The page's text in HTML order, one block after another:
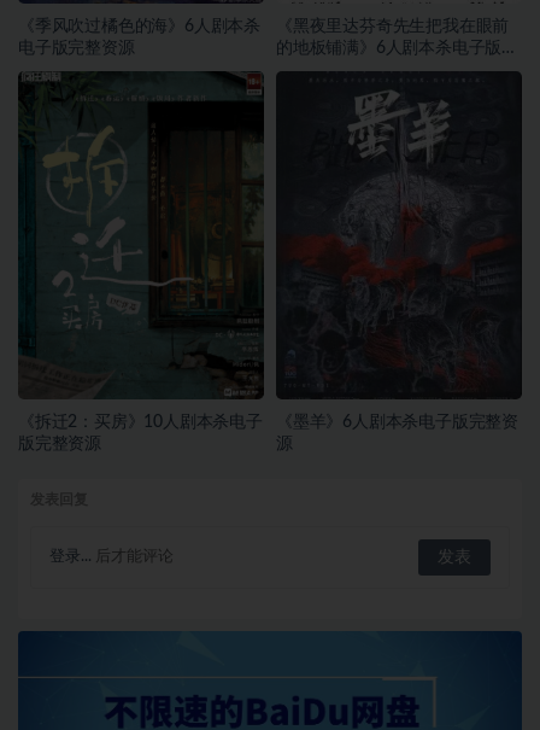
《季风吹过橘色的海》6人剧本杀
电子版完整资源
《黑夜里达芬奇先生把我在眼前
的地板铺满》6人剧本杀电子版完
整资源
《拆迁2：买房》10人剧本杀电子
版完整资源
《墨羊》6人剧本杀电子版完整资
源
登录... 后才能评论